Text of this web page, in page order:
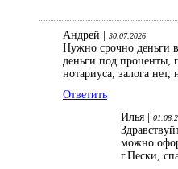
Андрей | 30.07.2026
Нужно срочно деньги
деньги под проценты,
нотариуса, залога нет,
Ответить
Илья |
можно
г.Пески,